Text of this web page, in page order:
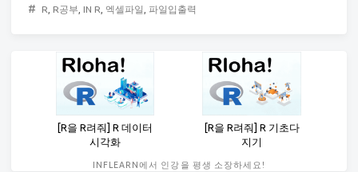
# R R공부 IN R 엑셀파일 파일입출력
[R을 R려줘] R 데이터
시각화
[R을 R려줘] R 기초다
지기
INFLEARN에서 인강을 평생 소장하세요!